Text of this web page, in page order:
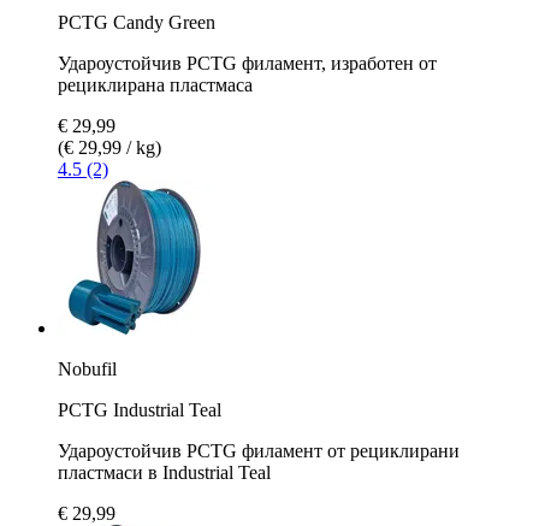
PCTG Candy Green
Удароустойчив PCTG филамент, изработен от
рециклирана пластмаса
€ 29,99
(€ 29,99 / kg)
4.5 (2)
Nobufil
PCTG Industrial Teal
Удароустойчив PCTG филамент от рециклирани
пластмаси в Industrial Teal
€ 29,99